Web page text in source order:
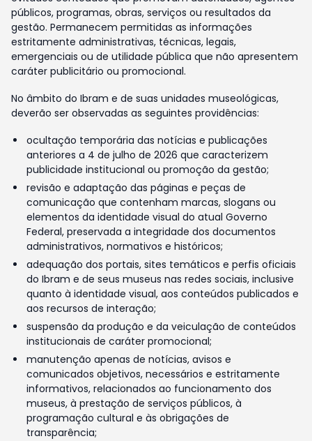
públicos, programas, obras, serviços ou resultados da
gestão. Permanecem permitidas as informações
estritamente administrativas, técnicas, legais,
emergenciais ou de utilidade pública que não apresentem
caráter publicitário ou promocional.
No âmbito do Ibram e de suas unidades museológicas,
deverão ser observadas as seguintes providências:
ocultação temporária das notícias e publicações
anteriores a 4 de julho de 2026 que caracterizem
publicidade institucional ou promoção da gestão;
revisão e adaptação das páginas e peças de
comunicação que contenham marcas, slogans ou
elementos da identidade visual do atual Governo
Federal, preservada a integridade dos documentos
administrativos, normativos e históricos;
adequação dos portais, sites temáticos e perfis oficiais
do Ibram e de seus museus nas redes sociais, inclusive
quanto à identidade visual, aos conteúdos publicados e
aos recursos de interação;
suspensão da produção e da veiculação de conteúdos
institucionais de caráter promocional;
manutenção apenas de notícias, avisos e
comunicados objetivos, necessários e estritamente
informativos, relacionados ao funcionamento dos
museus, à prestação de serviços públicos, à
programação cultural e às obrigações de
transparência;